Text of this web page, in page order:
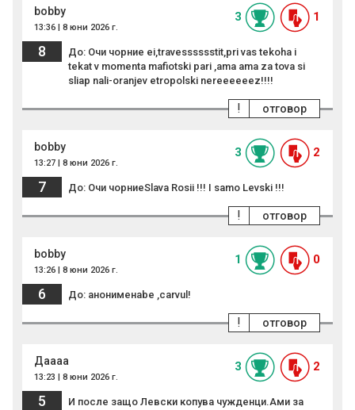
bobby
13:36 | 8 юни 2026 г.
3 1
8
До: Очи чорние ei,travesssssstit,pri vas tekoha i
tekat v momenta mafiotski pari ,ama ama za tova si
sliap nali-oranjev etropolski nereeeeeez!!!!
отговор
!
bobby
13:27 | 8 юни 2026 г.
3 2
7 До: Очи чорниеSlava Rosii !!! I samo Levski !!!
отговор
!
bobby
13:26 | 8 юни 2026 г.
1 0
6 До: анонименabe ,carvul!
отговор
!
Даааа
13:23 | 8 юни 2026 г.
3 2
5 И после защо Левски копува чужденци.Ами за